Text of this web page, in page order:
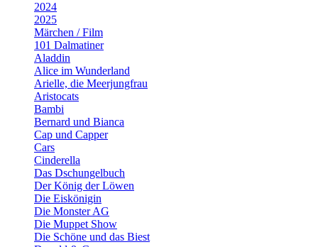
2024
2025
Märchen / Film
101 Dalmatiner
Aladdin
Alice im Wunderland
Arielle, die Meerjungfrau
Aristocats
Bambi
Bernard und Bianca
Cap und Capper
Cars
Cinderella
Das Dschungelbuch
Der König der Löwen
Die Eiskönigin
Die Monster AG
Die Muppet Show
Die Schöne und das Biest